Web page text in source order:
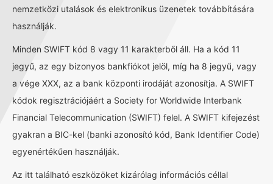
nemzetközi utalások és elektronikus üzenetek továbbítására
használják.
Minden SWIFT kód 8 vagy 11 karakterből áll. Ha a kód 11
jegyű, az egy bizonyos bankfiókot jelöl, míg ha 8 jegyű, vagy
a vége XXX, az a bank központi irodáját azonosítja. A SWIFT
kódok regisztrációjáért a Society for Worldwide Interbank
Financial Telecommunication (SWIFT) felel. A SWIFT kifejezést
gyakran a BIC-kel (banki azonosító kód, Bank Identifier Code)
egyenértékűen használják.
Az itt található eszközöket kizárólag információs céllal